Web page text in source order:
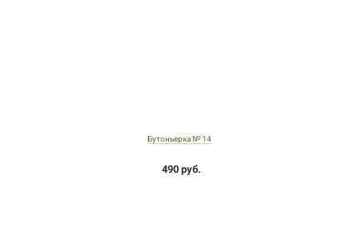
Бутоньерка № 14
490 руб.